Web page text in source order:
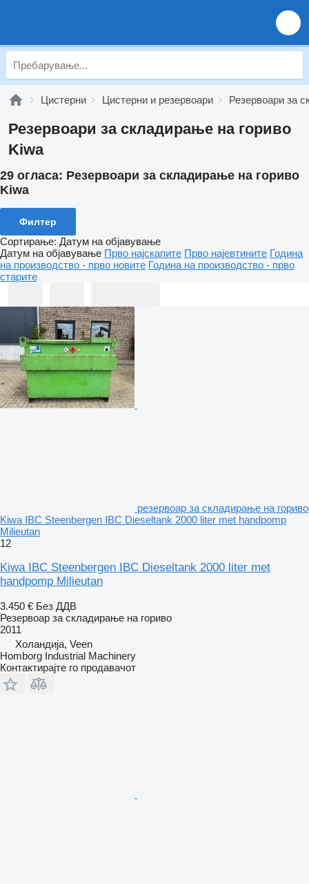
Цистерни Цистерни и резервоари Резервоари за
Резервоари за складирање на гориво
Kiwa
29 огласа: Резервоари за складирање на гориво
Kiwa
Филтер
Сортирање: Датум на објавување
Датум на објавување Прво најскапите Прво најевтините Година
на производство - прво новите Година на производство - прво
старите
резервоар за складирање на гориво
Kiwa IBC Steenbergen IBC Dieseltank 2000 liter met handpomp
Milieutan
12
Kiwa IBC Steenbergen IBC Dieseltank 2000 liter met
handpomp Milieutan
3.450 € Без ДДВ
Резервоар за складирање на гориво
2011
Холандија, Veen
Homborg Industrial Machinery
Контактирајте го продавачот